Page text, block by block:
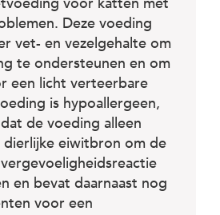
Deze voeding
vet- en vezelgehalte om
te ondersteunen en om
een licht verteerbare
is hypoallergeen,
de voeding alleen
dierlijke eiwitbron om de
en bevat daarnaast nog
voor een